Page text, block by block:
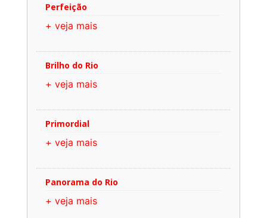
Perfeição
+ veja mais
Brilho do Rio
+ veja mais
Primordial
+ veja mais
Panorama do Rio
+ veja mais